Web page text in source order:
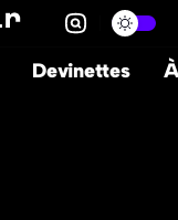
Devinettes